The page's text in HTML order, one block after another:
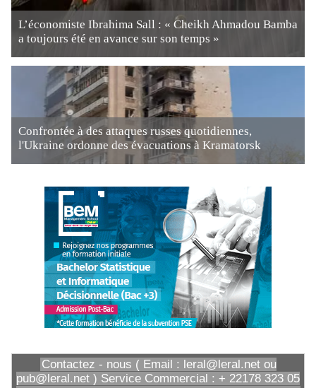
L’économiste Ibrahima Sall : « Cheikh Ahmadou Bamba
a toujours été en avance sur son temps »
Confrontée à des attaques russes quotidiennes,
l'Ukraine ordonne des évacuations à Kramatorsk
Contactez - nous ( Email : leral@leral.net ou
pub@leral.net ) Service Commercial : + 22178 323 05